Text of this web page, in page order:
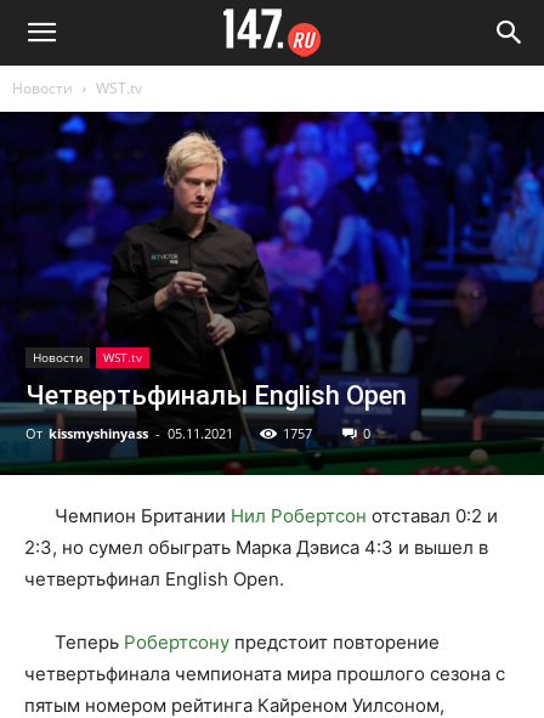
Новости WST.tv
Новости WST.tv
Четвертьфиналы English Open
От kissmyshinyass - 05.11.2021 1757 0
Чемпион Британии Нил Робертсон отставал 0:2 и
2:3, но сумел обыграть Марка Дэвиса 4:3 и вышел в
четвертьфинал English Open.
Теперь Робертсону предстоит повторение
четвертьфинала чемпионата мира прошлого сезона с
пятым номером рейтинга Кайреном Уилсоном,